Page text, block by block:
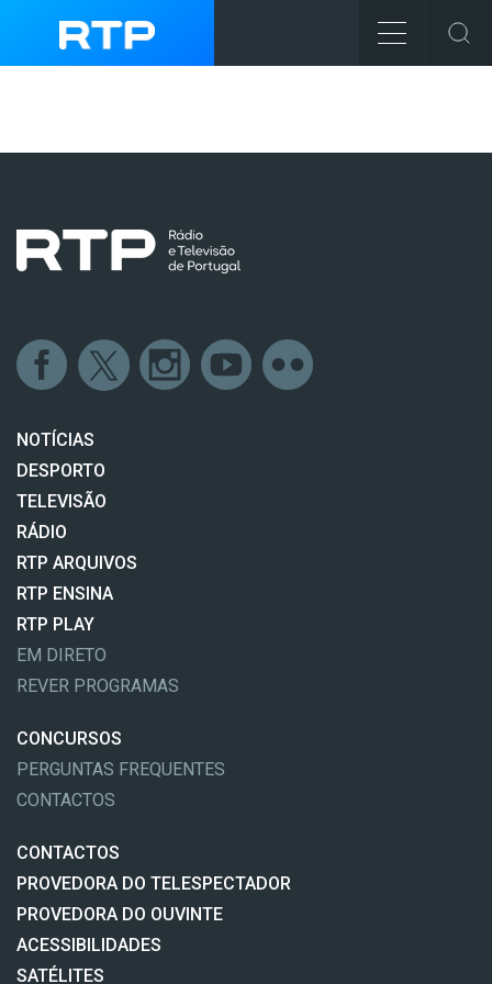
NOTÍCIAS
DESPORTO
TELEVISÃO
RÁDIO
RTP ARQUIVOS
RTP ENSINA
RTP PLAY
EM DIRETO
REVER PROGRAMAS
CONCURSOS
PERGUNTAS FREQUENTES
CONTACTOS
CONTACTOS
PROVEDORA DO TELESPECTADOR
PROVEDORA DO OUVINTE
ACESSIBILIDADES
SATÉLITES